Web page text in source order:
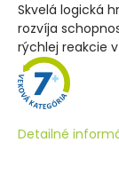
Skvelá logická
rozvíja
rýchlej reakcie
Detailné